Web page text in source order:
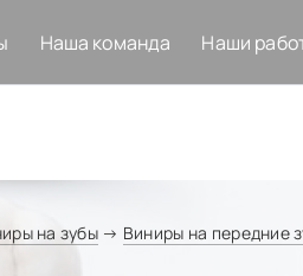
Наша команда Наши
на зубы → Виниры на передние